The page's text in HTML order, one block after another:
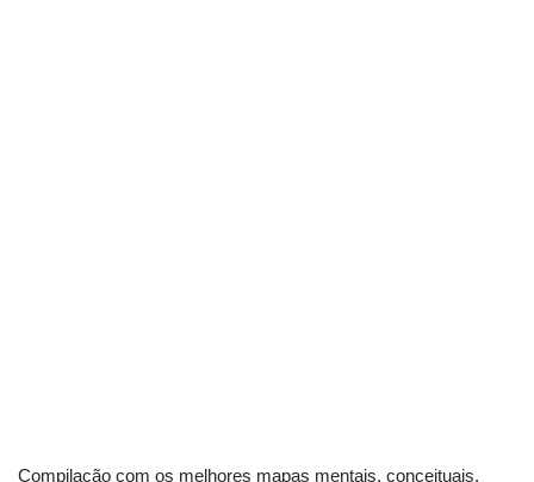
Compilação com os melhores mapas mentais, conceituais,